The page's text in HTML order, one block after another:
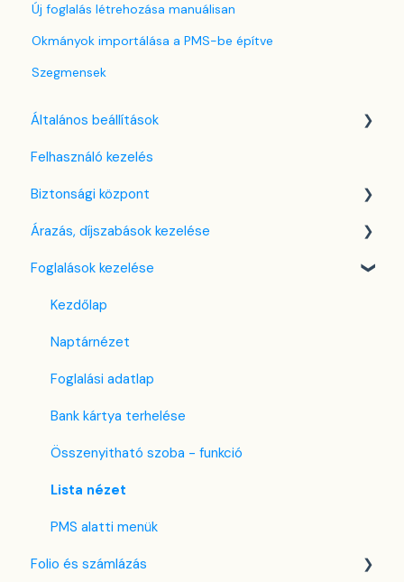
Új foglalás létrehozása manuálisan
Okmányok importálása a PMS-be építve
Szegmensek
Általános beállítások
Nyelv beállítások
Cég / Szálláshely beállítások
Adó beállítások
Szabályzatok beállítása
Szobák beállításai
Partnerek
Szolgáltatások
Email sablonok beállítása
Housekeeping
Számla beállítások
Előfizetés
Regisztrációs adatlap
Felhasználó kezelés
Biztonsági központ
Kulcsfájl kezelés
Két-faktoros autentikáció (2FA)
Bejelentkezés a SabeeApp fiókba
Árazás, díjszabások kezelése
Díjszabás beállítások
Árttípusok Engedélyezése / Tiltása
CTA / CTD
Kuponok
Foglalások kezelése
Kezdőlap
Naptárnézet
Foglalási adatlap
Bank kártya terhelése
Összenyitható szoba - funkció
Lista nézet
PMS alatti menük
Folio és számlázás